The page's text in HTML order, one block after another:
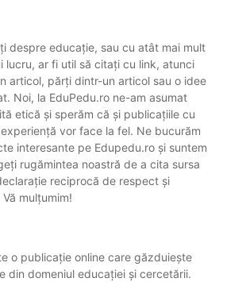
despre educație, sau cu atât mai mult
lucru, ar fi util să citați cu link, atunci
articol, părți dintr-un articol sau o idee
Noi, la EduPedu.ro ne-am asumat
etică și sperăm că și publicațiile cu
vor face la fel. Ne bucurăm
interesante pe Edupedu.ro și suntem
rugămintea noastră de a cita sursa
reciprocă de respect și
mulțumim!
o publicație online care găzduiește
din domeniul educației și cercetării.